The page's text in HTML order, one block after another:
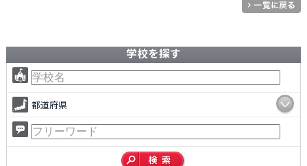
学校を探す
都道府県